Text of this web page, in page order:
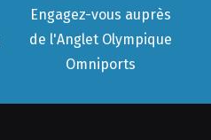
Engagez-vous auprès
de l'Anglet Olympique
Omniports